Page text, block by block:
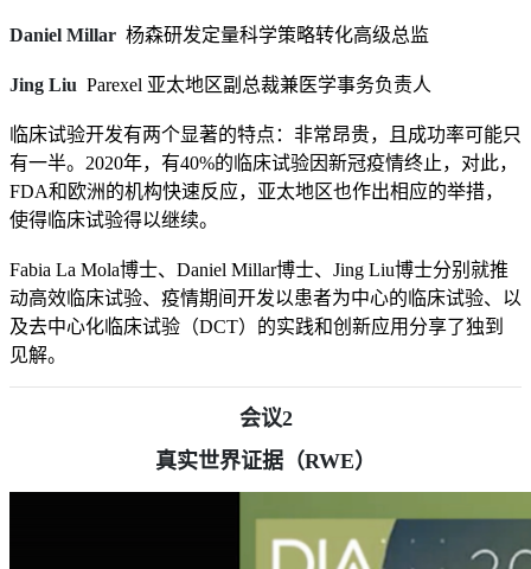
Daniel Millar 杨森研发定量科学策略转化高级总监
Jing Liu Parexel 亚太地区副总裁兼医学事务负责人
临床试验开发有两个显著的特点：非常昂贵，且成功率可能只
有一半。2020年，有40%的临床试验因新冠疫情终止，对此，
FDA和欧洲的机构快速反应，亚太地区也作出相应的举措，
使得临床试验得以继续。
Fabia La Mola博士、Daniel Millar博士、Jing Liu博士分别就推
动高效临床试验、疫情期间开发以患者为中心的临床试验、以
及去中心化临床试验（DCT）的实践和创新应用分享了独到
见解。
会议2
真实世界证据（RWE）